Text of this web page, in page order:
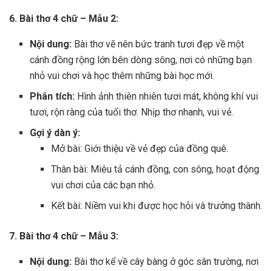
6. Bài thơ 4 chữ – Mẫu 2:
Nội dung: Bài thơ vẽ nên bức tranh tươi đẹp về một
cánh đồng rộng lớn bên dòng sông, nơi có những bạn
nhỏ vui chơi và học thêm những bài học mới.
Phân tích: Hình ảnh thiên nhiên tươi mát, không khí vui
tươi, rộn ràng của tuổi thơ. Nhịp thơ nhanh, vui vẻ.
Gợi ý dàn ý:
Mở bài: Giới thiệu về vẻ đẹp của đồng quê.
Thân bài: Miêu tả cánh đồng, con sông, hoạt động
vui chơi của các bạn nhỏ.
Kết bài: Niềm vui khi được học hỏi và trưởng thành.
7. Bài thơ 4 chữ – Mẫu 3:
Nội dung: Bài thơ kể về cây bàng ở góc sân trường, nơi